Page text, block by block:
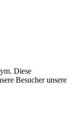
Diese
Besucher unsere